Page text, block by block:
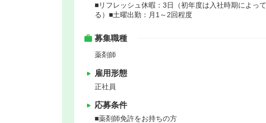
■リフレッシュ休暇：3日（初年度は入社時期によっ
る）■土曜出勤：月1～2回程度
募集職種
薬剤師
雇用形態
正社員
応募条件
■薬剤師免許をお持ちの方